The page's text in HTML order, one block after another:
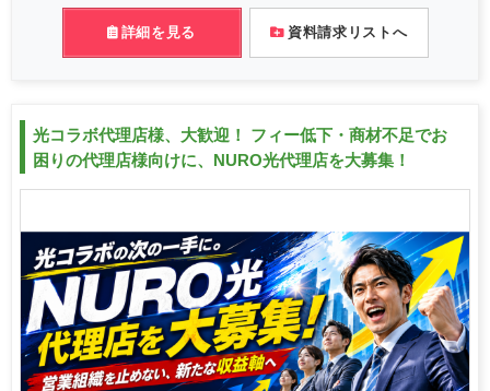
詳細を見る 資料請求リストへ
光コラボ代理店様、大歓迎！ フィー低下・商材不足でお
困りの代理店様向けに、NURO光代理店を大募集！